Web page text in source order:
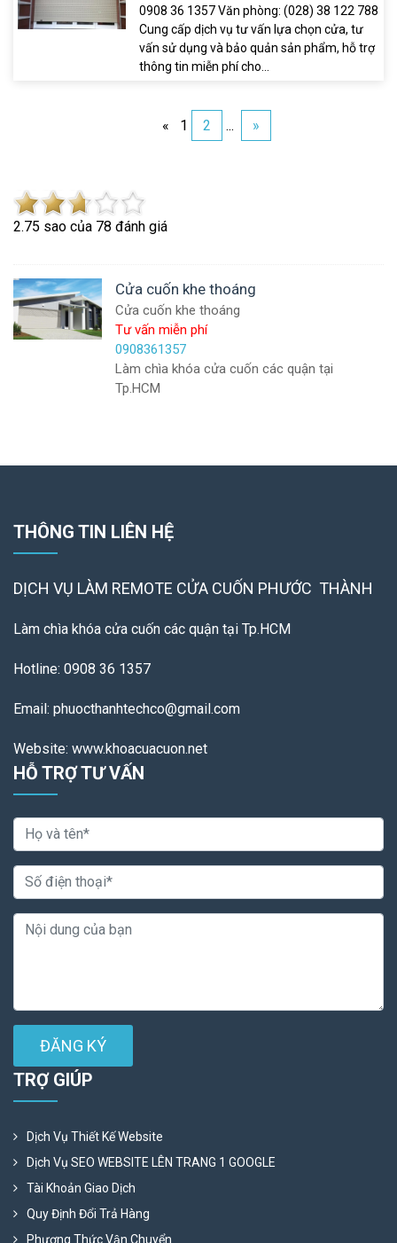
0908 36 1357 Văn phòng: (028) 38 122 788
Cung cấp dịch vụ tư vấn lựa chọn cửa, tư
vấn sử dụng và bảo quản sản phẩm, hỗ trợ
thông tin miễn phí cho...
« 1 2 ... »
2.75 sao của 78 đánh giá
Cửa cuốn khe thoáng
Cửa cuốn khe thoáng
Tư vấn miễn phí
0908361357
Làm chìa khóa cửa cuốn các quận tại
Tp.HCM
THÔNG TIN LIÊN HỆ
DỊCH VỤ LÀM REMOTE CỬA CUỐN PHƯỚC THÀNH
Làm chìa khóa cửa cuốn các quận tại Tp.HCM
Hotline: 0908 36 1357
Email: phuocthanhtechco@gmail.com
Website: www.khoacuacuon.net
HỖ TRỢ TƯ VẤN
ĐĂNG KÝ
TRỢ GIÚP
Dịch Vụ Thiết Kế Website
Dịch Vụ SEO WEBSITE LÊN TRANG 1 GOOGLE
Tài Khoản Giao Dịch
Quy Định Đổi Trả Hàng
Phương Thức Vận Chuyển